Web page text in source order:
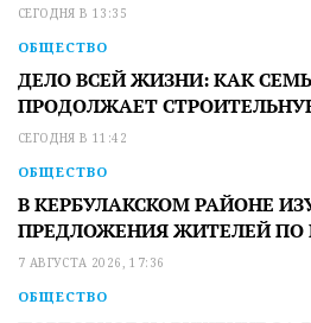
СЕГОДНЯ В 13:35
ОБЩЕСТВО
ДЕЛО ВСЕЙ ЖИЗНИ: КАК
ПРОДОЛЖАЕТ
СЕГОДНЯ В 11:42
ОБЩЕСТВО
В КЕРБУЛАКСКОМ РАЙОНЕ
ПРЕДЛОЖЕНИЯ ЖИТЕЛЕЙ ПО
7 АВГУСТА 2026, 17:36
ОБЩЕСТВО